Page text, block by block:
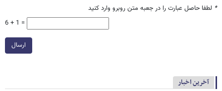
* لطفا حاصل عبارت را در جعبه متن روبرو وارد کنید
6 + 1 =
ارسال
آخرین اخبار